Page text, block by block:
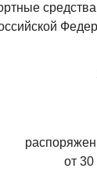
от